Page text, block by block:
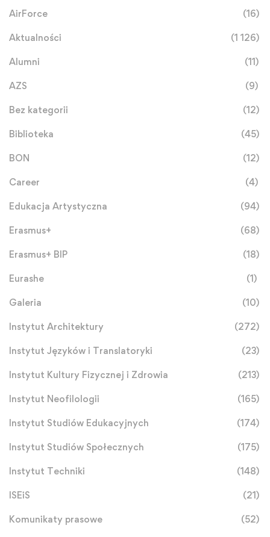
AirForce (16)
Aktualności (1 126)
Alumni (11)
AZS (9)
Bez kategorii (12)
Biblioteka (45)
BON (12)
Career (4)
Edukacja Artystyczna (94)
Erasmus+ (68)
Erasmus+ BIP (18)
Eurashe (1)
Galeria (10)
Instytut Architektury (272)
Instytut Języków i Translatoryki (23)
Instytut Kultury Fizycznej i Zdrowia (213)
Instytut Neofilologii (165)
Instytut Studiów Edukacyjnych (174)
Instytut Studiów Społecznych (175)
Instytut Techniki (148)
ISEiS (21)
Komunikaty prasowe (52)